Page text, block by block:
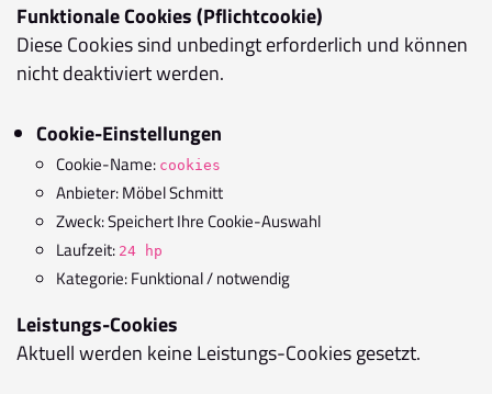
Funktionale Cookies (Pflichtcookie)
Diese Cookies sind unbedingt erforderlich und können
nicht deaktiviert werden.
Cookie-Einstellungen
Cookie-Name: cookies
Anbieter: Möbel Schmitt
Zweck: Speichert Ihre Cookie-Auswahl
Laufzeit: 24 hp
Kategorie: Funktional / notwendig
Leistungs-Cookies
Aktuell werden keine Leistungs-Cookies gesetzt.